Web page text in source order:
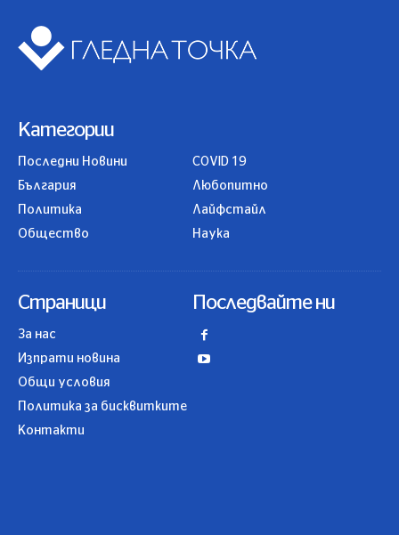
Категории
Последни Новини
България
Политика
Общество
COVID 19
Любопитно
Лайфстайл
Наука
Страници
За нас
Изпрати новина
Общи условия
Политика за бисквитките
Контакти
Последвайте ни